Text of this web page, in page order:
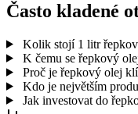
Často kladené
Kolik stojí 1 litr
K čemu se řepkový
Proč je řepkový olej
Kdo je největším
Jak investovat do